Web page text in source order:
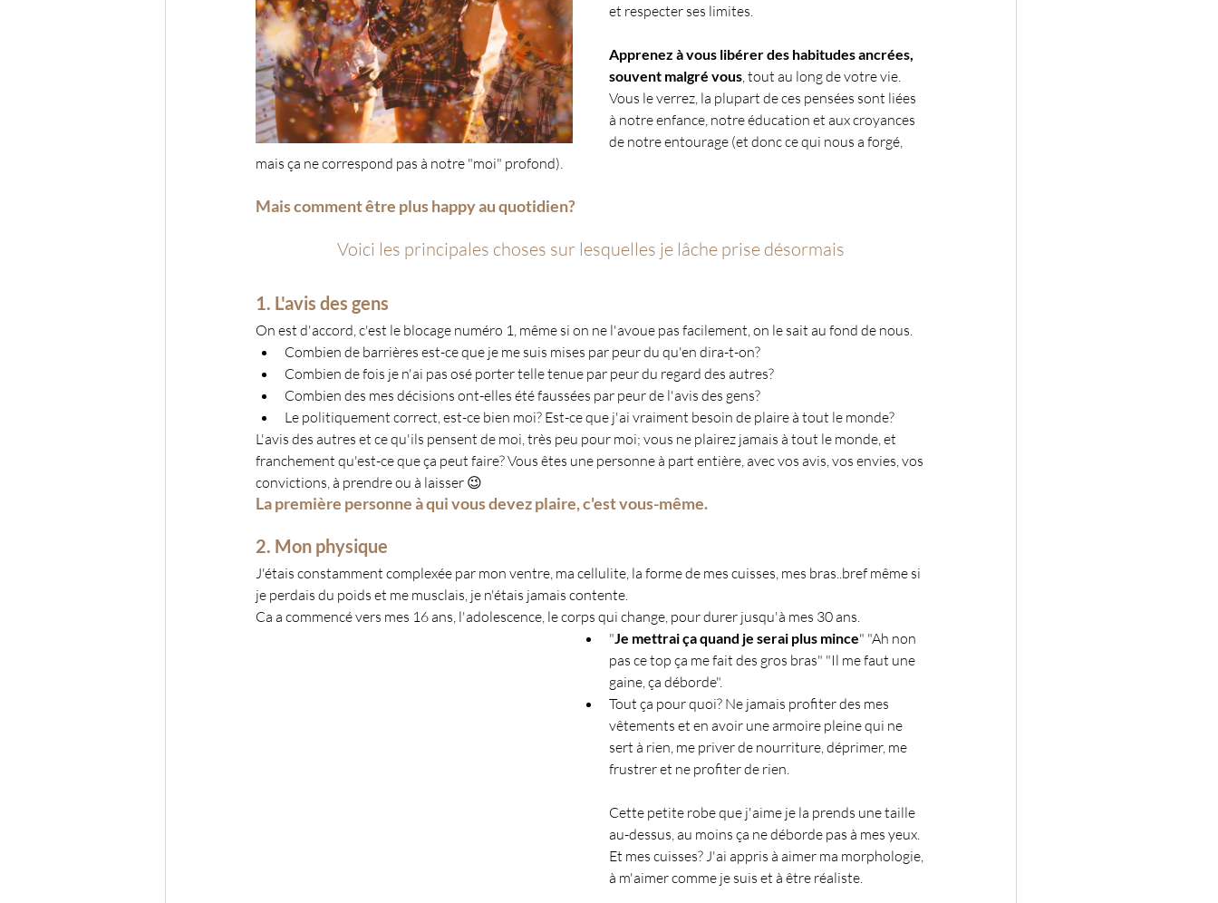
et respecter ses limites.
Apprenez à vous libérer des habitudes ancrées,
souvent malgré vous , tout au long de votre vie.
Vous le verrez, la plupart de ces pensées sont liées
à notre enfance, notre éducation et aux croyances
de notre entourage (et donc ce qui nous a forgé,
mais ça ne correspond pas à notre "moi" profond).
Mais comment être plus happy au quotidien?
Voici les principales choses sur lesquelles je lâche prise désormais
1. L'avis des gens
On est d'accord, c'est le blocage numéro 1, même si on ne l'avoue pas facilement, on le sait au fond de nous.
Combien de barrières est-ce que je me suis mises par peur du qu'en dira-t-on?
Combien de fois je n'ai pas osé porter telle tenue par peur du regard des autres?
Combien des mes décisions ont-elles été faussées par peur de l'avis des gens?
Le politiquement correct, est-ce bien moi? Est-ce que j'ai vraiment besoin de plaire à tout le monde?
L'avis des autres et ce qu'ils pensent de moi, très peu pour moi; vous ne plairez jamais à tout le monde, et
franchement qu'est-ce que ça peut faire? Vous êtes une personne à part entière, avec vos avis, vos envies, vos
convictions, à prendre ou à laisser 😉
La première personne à qui vous devez plaire, c'est vous-même.
2. Mon physique
J'étais constamment complexée par mon ventre, ma cellulite, la forme de mes cuisses, mes bras..bref même si
je perdais du poids et me musclais, je n'étais jamais contente.
Ca a commencé vers mes 16 ans, l'adolescence, le corps qui change, pour durer jusqu'à mes 30 ans.
" Je mettrai ça quand je serai plus mince" "Ah non
pas ce top ça me fait des gros bras" "Il me faut une
gaine, ça déborde".
Tout ça pour quoi? Ne jamais profiter des mes
vêtements et en avoir une armoire pleine qui ne
sert à rien, me priver de nourriture, déprimer, me
frustrer et ne profiter de rien.
Cette petite robe que j'aime je la prends une taille
au-dessus, au moins ça ne déborde pas à mes yeux.
Et mes cuisses? J'ai appris à aimer ma morphologie,
à m'aimer comme je suis et à être réaliste.